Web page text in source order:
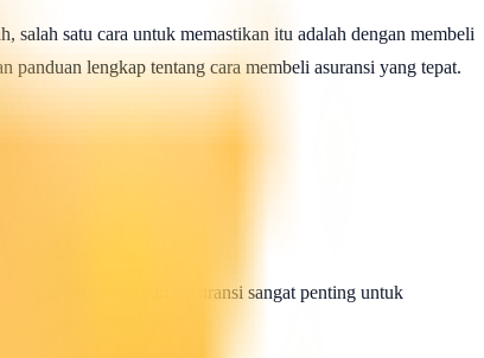
satu cara untuk memastikan itu adalah dengan membeli
lengkap tentang cara membeli asuransi yang tepat.
sakit, atau kematian. Asuransi sangat penting untuk